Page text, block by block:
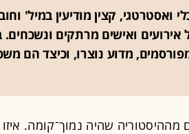
ואסטרטגי, קצין מודיעין במיל'
אירועים ואישים מרתקים
מדוע נוצרו, וכיצד הם
שהיה נמוך־קומה.